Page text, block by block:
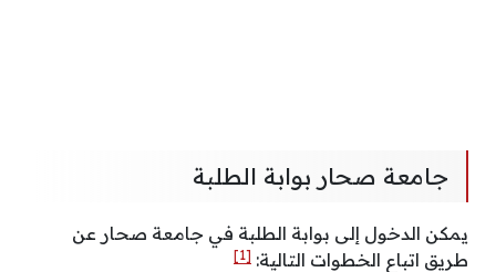
جامعة صحار بوابة الطلبة
يمكن الدخول إلى بوابة الطلبة في جامعة صحار عن
طريق اتباع الخطوات التالية: [1]